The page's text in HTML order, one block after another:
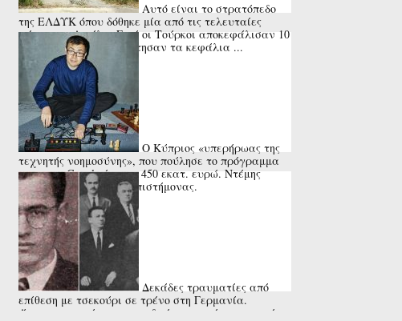
Αυτό είναι το στρατόπεδο
της ΕΛΔΥΚ όπου δόθηκε μία από τις τελευταίες
μάχες του Αττίλα. Εκεί οι Τούρκοι αποκεφάλισαν 10
στρατιώτες και τοποθέτησαν τα κεφάλια ...
Ο Κύπριος «υπερήρωας της
τεχνητής νοημοσύνης», που πούλησε το πρόγραμμα
του στην Google έναντι 450 εκατ. ευρώ. Ντέμης
Χασάμπης, ο σπάνιος επιστήμονας.
Δεκάδες τραυματίες από
επίθεση με τσεκούρι σε τρένο στη Γερμανία.
Άγνωστα τα κίνητρα του δράστη που έπεσε νεκρός